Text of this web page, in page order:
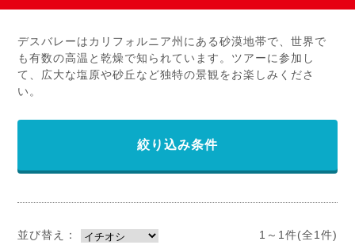
デスバレーはカリフォルニア州にある砂漠地帯で、世界で
も有数の高温と乾燥で知られています。ツアーに参加し
て、広大な塩原や砂丘など独特の景観をお楽しみくださ
い。
絞り込み条件
並び替え： 1～1件(全1件)